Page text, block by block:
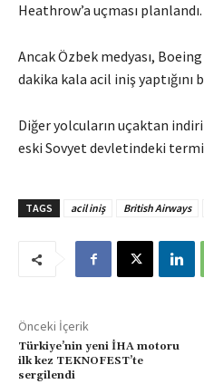
Heathrow’a uçması planlandı.
Ancak Özbek medyası,
dakika kala acil iniş yaptığını
Diğer yolcuların uçaktan
eski Sovyet devletindeki
TAGS acil iniş British Airways
Önceki İçerik
Türkiye’nin yeni İHA motoru
ilk kez TEKNOFEST’te
sergilendi